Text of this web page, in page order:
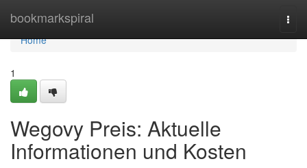
bookmarkspiral
Home
Home
1
Wegovy Preis: Aktuelle
Informationen und Kosten